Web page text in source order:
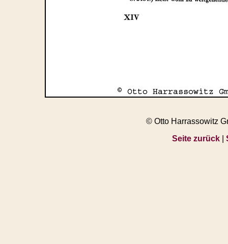
© Otto Harrassowitz
Seite zurück|